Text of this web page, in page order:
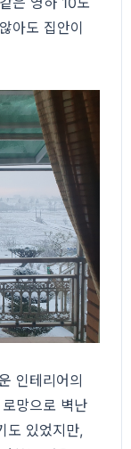
아도 집안이
인테리어의
망으로 벽난
도 있었지만,